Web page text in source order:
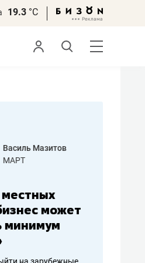
19.3 °С
Василь Мазитов
МАРТ
может